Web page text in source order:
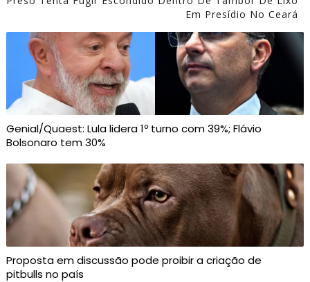
Em Presídio No Ceará
Genial/Quaest: Lula lidera 1º turno com 39%; Flávio
Bolsonaro tem 30%
Proposta em discussão pode proibir a criação de
pitbulls no país